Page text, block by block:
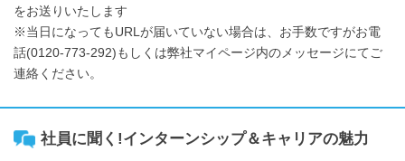
をお送りいたします
※当日になってもURLが届いていない場合は、お手数ですがお電
話(0120-773-292)もしくは弊社マイページ内のメッセージにてご
連絡ください。
社員に聞く!インターンシップ＆キャリアの魅力